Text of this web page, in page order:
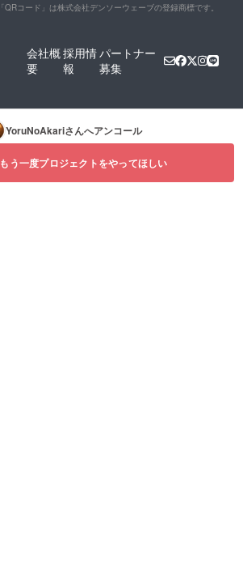
「QRコード」は株式会社デンソーウェーブの登録商標です。
会社概
要
採用情
報
パートナー
募集
YoruNoAkariさんへアンコール
もう一度プロジェクトをやってほしい